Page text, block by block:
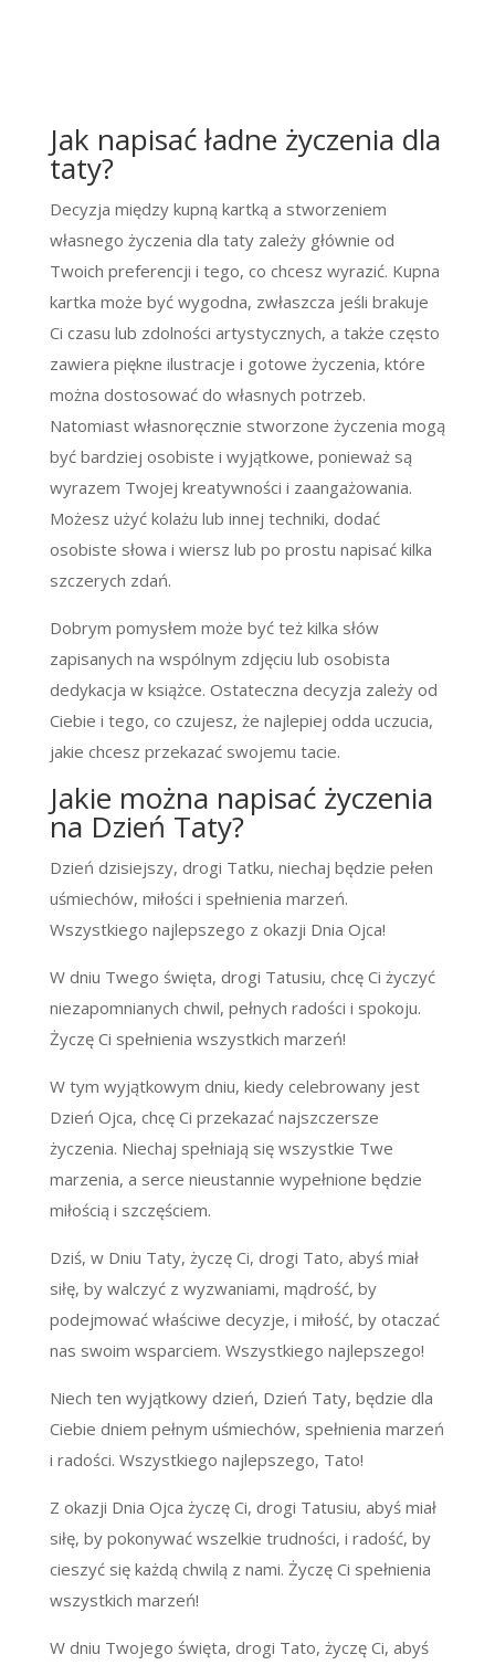
Jak napisać ładne życzenia dla
taty?
Decyzja między kupną kartką a stworzeniem
własnego życzenia dla taty zależy głównie od
Twoich preferencji i tego, co chcesz wyrazić. Kupna
kartka może być wygodna, zwłaszcza jeśli brakuje
Ci czasu lub zdolności artystycznych, a także często
zawiera piękne ilustracje i gotowe życzenia, które
można dostosować do własnych potrzeb.
Natomiast własnoręcznie stworzone życzenia mogą
być bardziej osobiste i wyjątkowe, ponieważ są
wyrazem Twojej kreatywności i zaangażowania.
Możesz użyć kolażu lub innej techniki, dodać
osobiste słowa i wiersz lub po prostu napisać kilka
szczerych zdań.
Dobrym pomysłem może być też kilka słów
zapisanych na wspólnym zdjęciu lub osobista
dedykacja w książce. Ostateczna decyzja zależy od
Ciebie i tego, co czujesz, że najlepiej odda uczucia,
jakie chcesz przekazać swojemu tacie.
Jakie można napisać życzenia
na Dzień Taty?
Dzień dzisiejszy, drogi Tatku, niechaj będzie pełen
uśmiechów, miłości i spełnienia marzeń.
Wszystkiego najlepszego z okazji Dnia Ojca!
W dniu Twego święta, drogi Tatusiu, chcę Ci życzyć
niezapomnianych chwil, pełnych radości i spokoju.
Życzę Ci spełnienia wszystkich marzeń!
W tym wyjątkowym dniu, kiedy celebrowany jest
Dzień Ojca, chcę Ci przekazać najszczersze
życzenia. Niechaj spełniają się wszystkie Twe
marzenia, a serce nieustannie wypełnione będzie
miłością i szczęściem.
Dziś, w Dniu Taty, życzę Ci, drogi Tato, abyś miał
siłę, by walczyć z wyzwaniami, mądrość, by
podejmować właściwe decyzje, i miłość, by otaczać
nas swoim wsparciem. Wszystkiego najlepszego!
Niech ten wyjątkowy dzień, Dzień Taty, będzie dla
Ciebie dniem pełnym uśmiechów, spełnienia marzeń
i radości. Wszystkiego najlepszego, Tato!
Z okazji Dnia Ojca życzę Ci, drogi Tatusiu, abyś miał
siłę, by pokonywać wszelkie trudności, i radość, by
cieszyć się każdą chwilą z nami. Życzę Ci spełnienia
wszystkich marzeń!
W dniu Twojego święta, drogi Tato, życzę Ci, abyś